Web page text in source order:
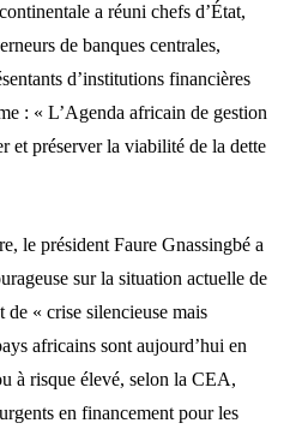
a réuni chefs d’État,
de banques centrales,
d’institutions financières
: « L’Agenda africain de gestion
et préserver la viabilité de la dette
le président Faure Gnassingbé a
sur la situation actuelle de
« crise silencieuse mais
africains sont aujourd’hui en
à risque élevé, selon la CEA,
en financement pour les